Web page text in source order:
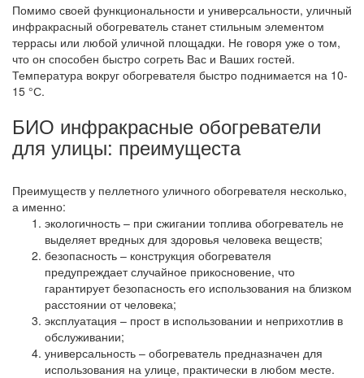
Помимо своей функциональности и универсальности, уличный
инфракрасный обогреватель станет стильным элементом
террасы или любой уличной площадки. Не говоря уже о том,
что он способен быстро согреть Вас и Ваших гостей.
Температура вокруг обогревателя быстро поднимается на 10-
15 °С.
БИО инфракрасные обогреватели
для улицы: преимущеста
Преимуществ у пеллетного уличного обогревателя несколько,
а именно:
экологичность – при сжигании топлива обогреватель не
выделяет вредных для здоровья человека веществ;
безопасность – конструкция обогревателя
предупреждает случайное прикосновение, что
гарантирует безопасность его использования на близком
расстоянии от человека;
эксплуатация – прост в использовании и неприхотлив в
обслуживании;
универсальность – обогреватель предназначен для
использования на улице, практически в любом месте.